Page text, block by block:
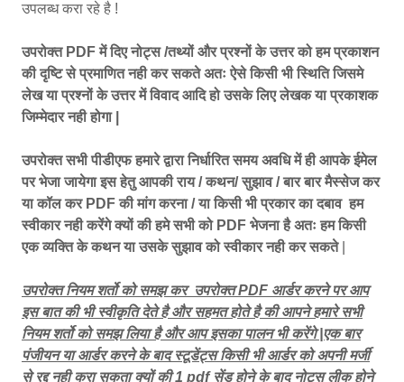
उपलब्ध करा रहे है !
उपरोक्त PDF में दिए नोट्स /तथ्यों और प्रश्नों के उत्तर को हम प्रकाशन
की दृष्टि से प्रमाणित नही कर सकते अतः ऐसे किसी भी स्थिति जिसमे
लेख या प्रश्नों के उत्तर में विवाद आदि हो उसके लिए लेखक या प्रकाशक
जिम्मेदार नही होगा |
उपरोक्त सभी पीडीएफ हमारे द्वारा निर्धारित समय अवधि में ही आपके ईमेल
पर भेजा जायेगा इस हेतु आपकी राय / कथन/ सुझाव / बार बार मैस्सेज कर
या कॉल कर PDF की मांग करना / या किसी भी प्रकार का दबाव हम
स्वीकार नही करेंगे क्यों की हमे सभी को PDF भेजना है अतः हम किसी
एक व्यक्ति के कथन या उसके सुझाव को स्वीकार नही कर सकते|
उपरोक्त नियम शर्तो को समझ कर उपरोक्त PDF आर्डर करने पर आप
इस बात की भी स्वीकृति देते है और सहमत होते है की आपने हमारे सभी
नियम शर्तो को समझ लिया है और आप इसका पालन भी करेंगे |एक बार
पंजीयन या आर्डर करने के बाद स्टूडेंट्स किसी भी आर्डर को अपनी मर्जी
से रद्द नही करा सकता क्यों की 1 pdf सेंड होने के बाद नोट्स लीक होने